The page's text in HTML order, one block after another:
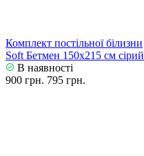
Комплект постільної білизни
Soft Бетмен 150х215 см сірий
В наявності
900 грн. 795 грн.